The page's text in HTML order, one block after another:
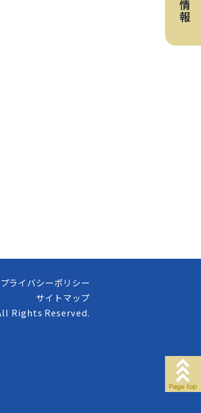
プライバシーポリシー
サイトマップ
Rights Reserved.